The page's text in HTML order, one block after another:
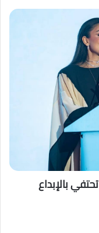
بالصور || جوائز الأزياء السعودية 2025 تحتفي بالإبداع